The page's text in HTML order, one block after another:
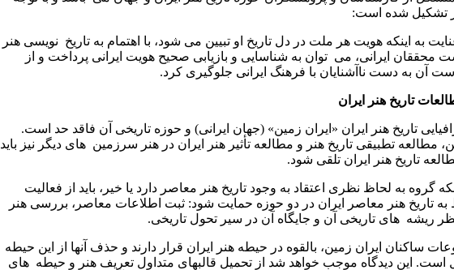
تشکیل شده است:
به اینکه هویت هر ملت در دل تاریخ او تبیین می شود، با اهتمام به تاریخ ‌ نویسی هنر
محققان ایرانی، می ‌ توان به شناسایی و بازیابی صحیح هویت ایرانی پرداخت و از
آن به دست ناآشنایان با فرهنگ ایرانی جلوگیری کرد.
تاریخ هنر ایران
تاریخ هنر ایران «ایران زمین» (جهان ایرانی) و حوزه تاریخی آن فاقد حد است.
مطالعه تطبیقی تاریخ هنر و مطالعه تأثیر هنر ایران در هنر سرزمین ‌ های دیگر نیز باید
تاریخ هنر ایران تلقی شود.
گروه به لحاظ نظری اعتقاد به وجود تاریخ هنر معاصر دارد یا خیر، باید از فعالیت
تاریخ هنر معاصر ایران در دو حوزه حمایت شود: ثبت اطلاعات معاصر، بررسی هنر
ریشه ‌ های تاریخی آن و جایگاه آن در سیر تحول تاریخی.
ساکنان ایران زمین، بالقوه در حیطه هنر ایران قرار دارند و حذف آنها از این حیطه
است. این دیدگاه موجب خواهد شد از تحمیل قالبهای متداول تعریف هنر و حیطه ‌ های